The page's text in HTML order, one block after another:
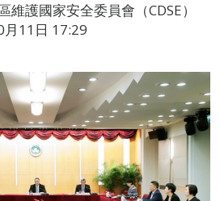
維護國家安全委員會（CDSE）
11日 17:29